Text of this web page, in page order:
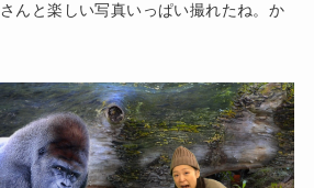
んと楽しい写真いっぱい撮れたね。か